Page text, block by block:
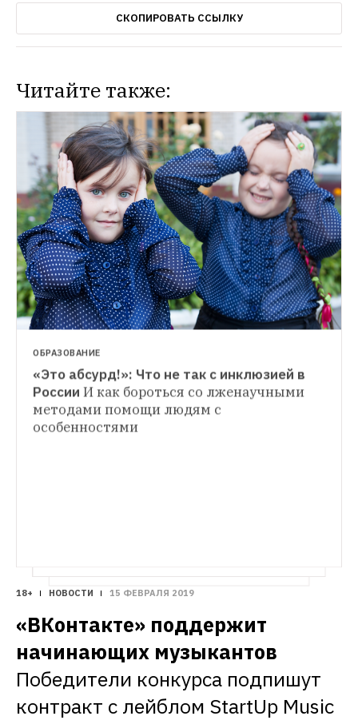
СКОПИРОВАТЬ ССЫЛКУ
Читайте также:
СИТУАЦИЯ
До/после: В Москве исказили
НОВОСТИ
«Гараж» откроет мастерские и арт-
резиденции для художников на ВДНХ
Кураторский совет музея уже назначил
первых участников программы
ОБРАЗОВАНИЕ
«Это абсурд!»: Что не так с инклюзией в
России И как бороться со лженаучными
методами помощи людям с
особенностями
18+ НОВОСТИ 15 ФЕВРАЛЯ 2019
«ВКонтакте» поддержит
начинающих музыкантов
Победители конкурса подпишут
контракт с лейблом StartUp Music